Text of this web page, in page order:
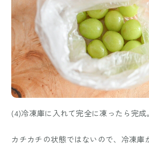
(4)冷凍庫に入れて完全に凍ったら完成。
カチカチの状態ではないので、冷凍庫